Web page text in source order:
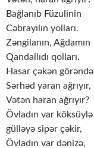
Bağlanıb Füzulinin
Cəbrayılın yolları.
Zəngilanın, Ağdamın
Qandallıdı qolları.
Hasar çəkən görəndə
Sərhəd yaran ağrıyır,
Vətən haran ağrıyır?
Övladın var köksüylə
gülləyə sipər çəkir,
Övladın var dənizə,